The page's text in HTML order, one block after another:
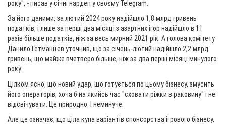
року", - писав у січні нардеп у своєму Telegram.
За його даними, за лютий 2024 року надійшло 1,8 млрд гривень
податків, і лише за перші два місяці з азартних ігор надійшло в 11
разів більше податків, ніж за весь мирний 2021 рік. А голова комітету
Данило Гетманцев уточнив, що за січень-лютий надійшло 2,2 млрд
гривень, що майже вчетверо більше, ніж за два перші місяці минулого
року.
Цілком ясно, що новий удар, що готується по цьому бізнесу, змусить
його операторів, хоча б на якийсь час "сховати ріжки в раковину" і не
відсвічувати. Це природно. І неминуче.
Але це означає, що ціла купа варіантів спонсорства ігрового бізнесу,